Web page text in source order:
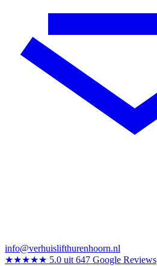
info@verhuislifthurenhoorn.nl
★★★★★ 5.0 uit 647 Google Reviews